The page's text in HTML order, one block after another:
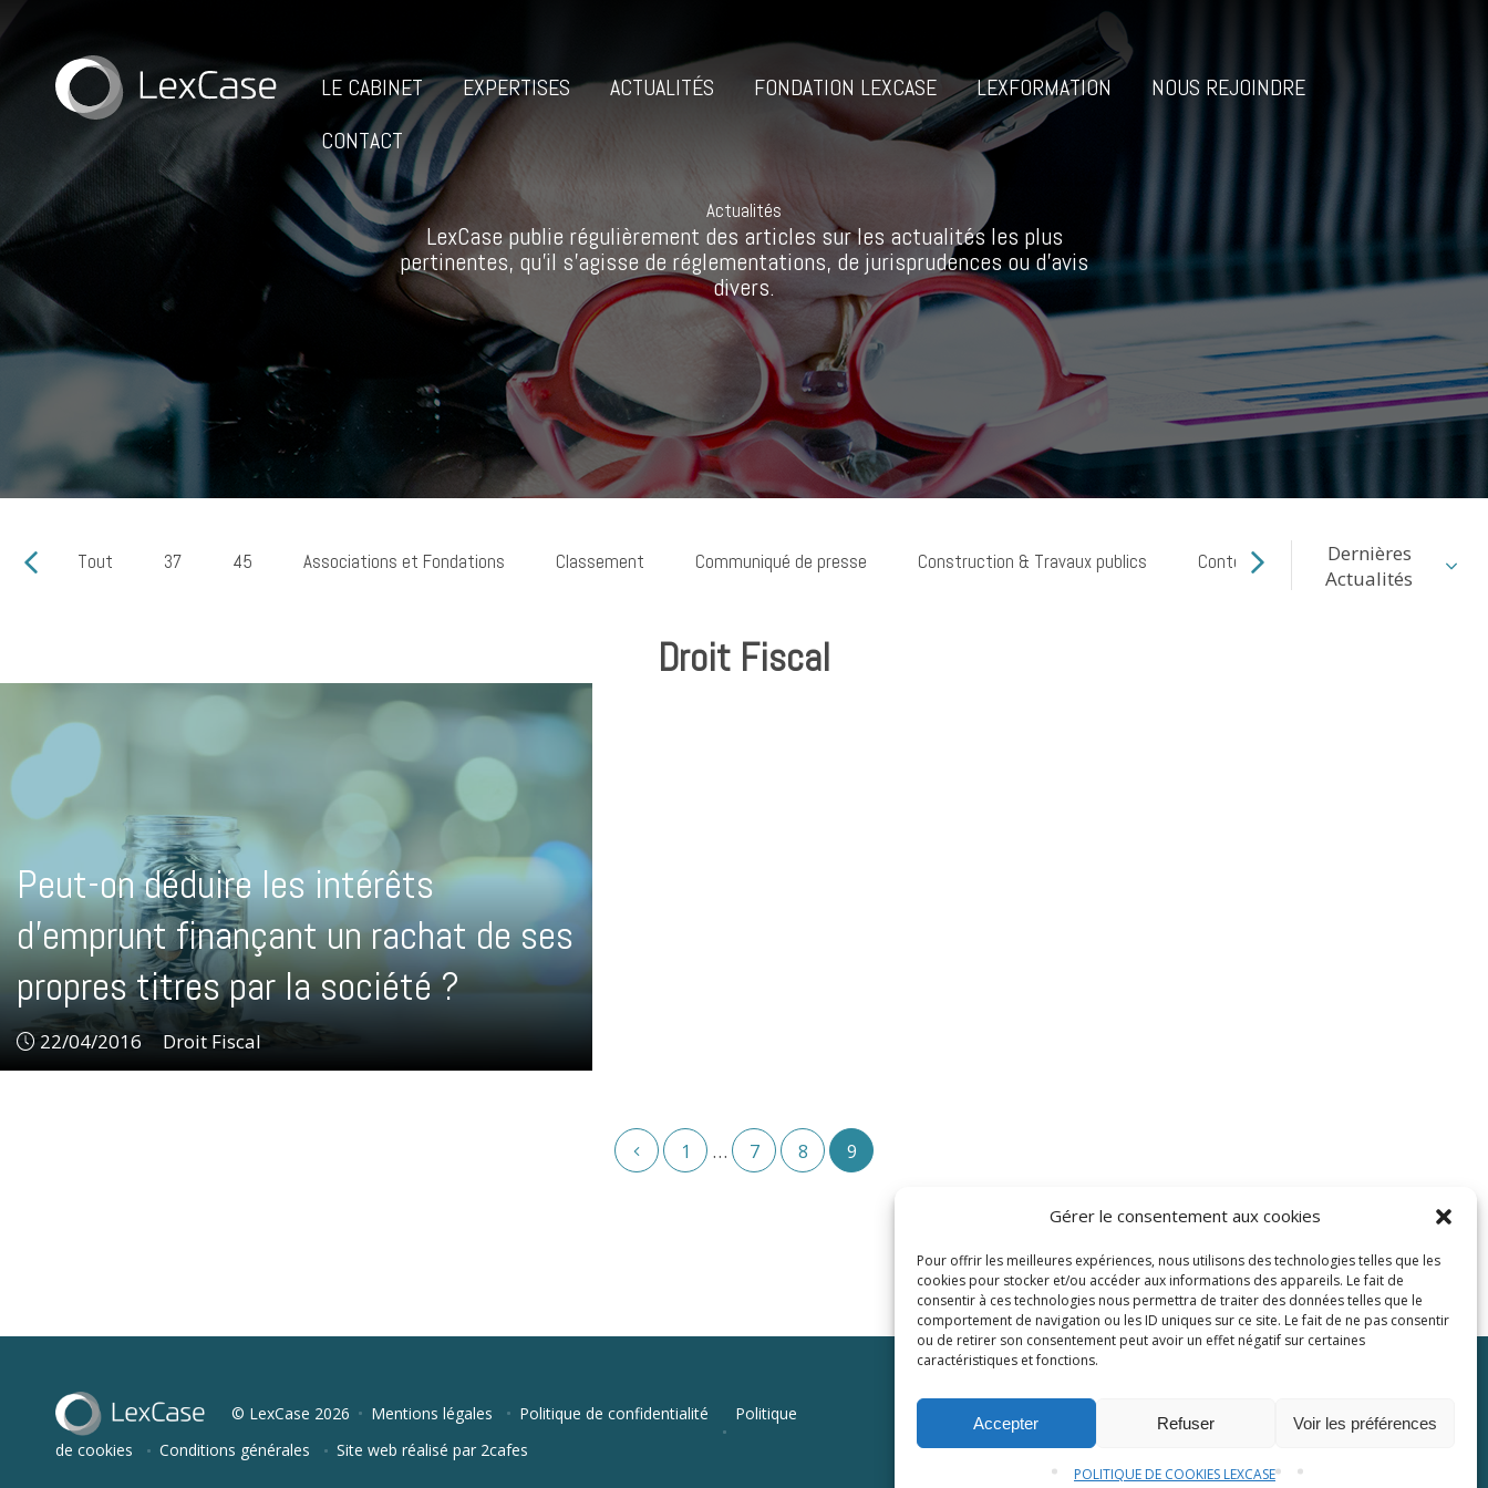
Gérer le consentement aux cookies
Pour offrir les meilleures expériences, nous utilisons des technologies telles que les
cookies pour stocker et/ou accéder aux informations des appareils. Le fait de
consentir à ces technologies nous permettra de traiter des données telles que le
comportement de navigation ou les ID uniques sur ce site. Le fait de ne pas consentir
ou de retirer son consentement peut avoir un effet négatif sur certaines
caractéristiques et fonctions.
Accepter Refuser Voir les préférences
POLITIQUE DE COOKIES LEXCASE
LE CABINET EXPERTISES ACTUALITÉS FONDATION LEXCASE LEXFORMATION
NOUS REJOINDRE
CONTACT
Actualités
LexCase publie régulièrement des articles sur les actualités les plus
pertinentes, qu’il s’agisse de réglementations, de jurisprudences ou d’avis
divers.
Tout 37 45 Associations et Fondations Classement Communiqué de presse Construction & Travaux publics Contentieux commercial Cyber
Dernières
Actualités
Droit Fiscal
Peut-on déduire les intérêts
d’emprunt finançant un rachat de ses
propres titres par la société ?
22/04/2016 Droit Fiscal
Droit Fiscal
1 … 7 8 9
© LexCase 2026 Mentions légales Politique de confidentialité
Politique
de cookies
Conditions générales Site web réalisé par 2cafes
Plaquette Contactez-nous